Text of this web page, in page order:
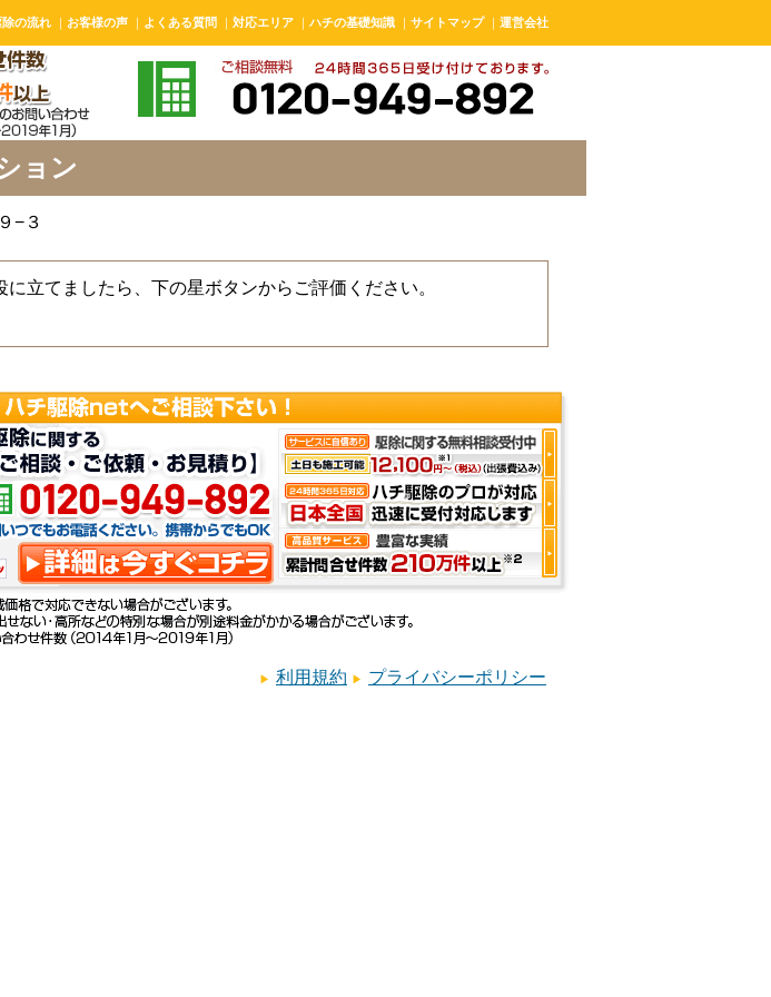
除の流れ ｜ お客様の声 ｜ よくある質問 ｜ 対応エリア ｜ ハチの基礎知識 ｜ サイトマップ ｜ 運営会社
ョン
−３
立てましたら、下の星ボタンからご評価ください。
利用規約 プライバシーポリシー